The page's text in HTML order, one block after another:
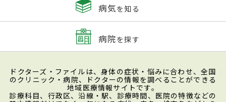
病気を知る
病院を探す
ドクターズ・ファイルは、身体の症状・悩みに合わせ、全国
のクリニック・病院、ドクターの情報を調べることができる
地域医療情報サイトです。
診療科目、行政区、沿線・駅、診療時間、医院の特徴などの